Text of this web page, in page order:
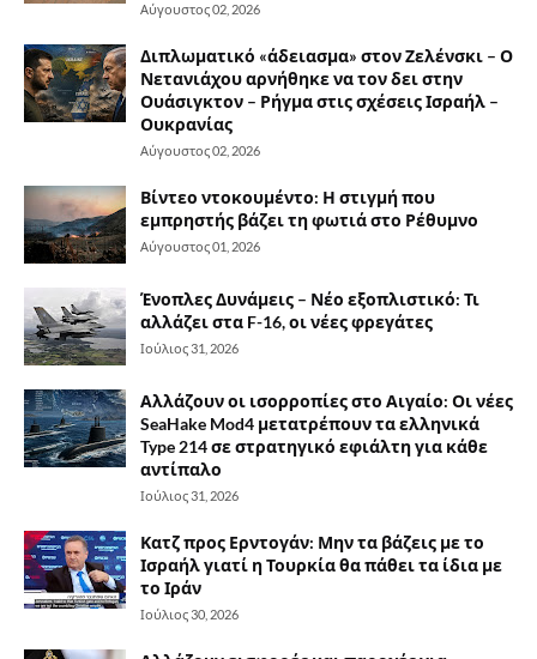
Αύγουστος 02, 2026
Διπλωματικό «άδειασμα» στον Ζελένσκι – Ο
Νετανιάχου αρνήθηκε να τον δει στην
Ουάσιγκτον – Ρήγμα στις σχέσεις Ισραήλ –
Ουκρανίας
Αύγουστος 02, 2026
Βίντεο ντοκουμέντο: Η στιγμή που
εμπρηστής βάζει τη φωτιά στο Ρέθυμνο
Αύγουστος 01, 2026
Ένοπλες Δυνάμεις – Νέο εξοπλιστικό: Τι
αλλάζει στα F-16, οι νέες φρεγάτες
Ιούλιος 31, 2026
Αλλάζουν οι ισορροπίες στο Αιγαίο: Οι νέες
SeaHake Mod4 μετατρέπουν τα ελληνικά
Type 214 σε στρατηγικό εφιάλτη για κάθε
αντίπαλο
Ιούλιος 31, 2026
Κατζ προς Ερντογάν: Μην τα βάζεις με το
Ισραήλ γιατί η Τουρκία θα πάθει τα ίδια με
το Ιράν
Ιούλιος 30, 2026